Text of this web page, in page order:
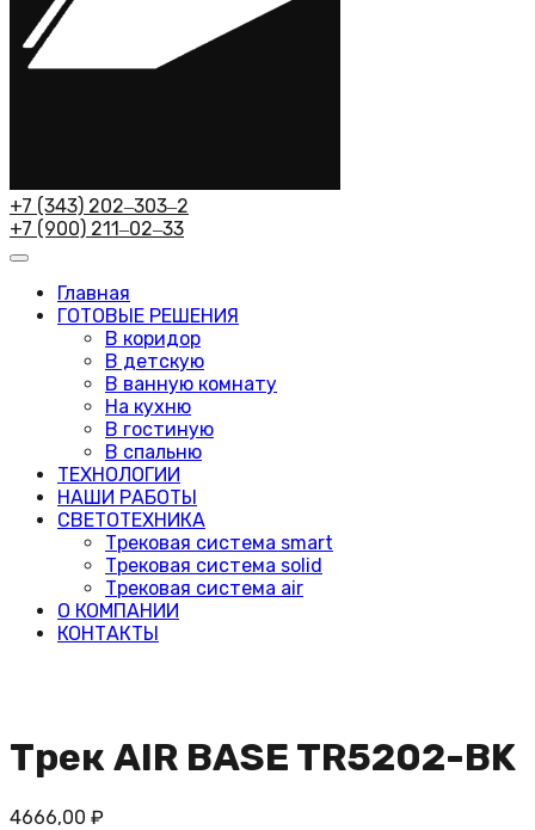
+7 (343) 202‒303‒2
+7 (900) 211‒02‒33
Главная
ГОТОВЫЕ РЕШЕНИЯ
В коридор
В детскую
В ванную комнату
На кухню
В гостиную
В спальню
ТЕХНОЛОГИИ
НАШИ РАБОТЫ
СВЕТОТЕХНИКА
Трековая система smart
Трековая система solid
Трековая система air
О КОМПАНИИ
КОНТАКТЫ
Трек AIR BASE TR5202-BK
4666,00 ₽